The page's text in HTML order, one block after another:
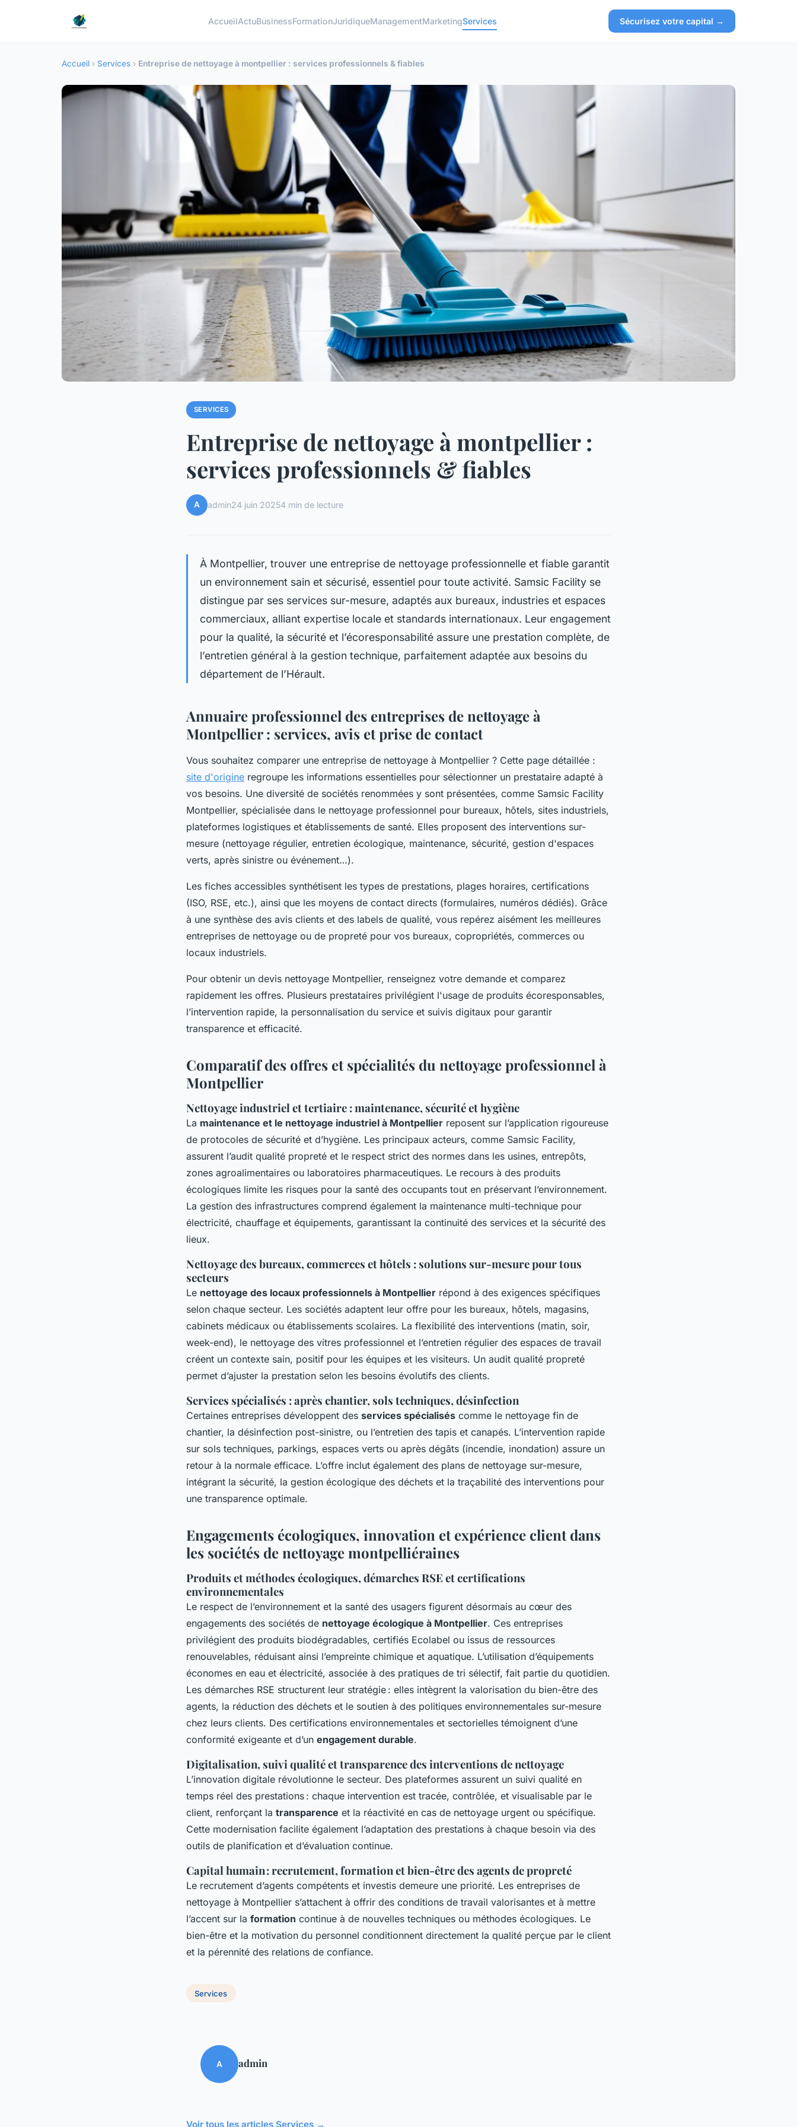
AccueilActuBusinessFormationJuridiqueManagementMarketingServices Sécurisez votre capital →
Accueil › Services › Entreprise de nettoyage à montpellier : services professionnels & fiables
SERVICES
Entreprise de nettoyage à montpellier :
services professionnels & fiables
A admin24 juin 20254 min de lecture
À Montpellier, trouver une entreprise de nettoyage professionnelle et fiable garantit
un environnement sain et sécurisé, essentiel pour toute activité. Samsic Facility se
distingue par ses services sur-mesure, adaptés aux bureaux, industries et espaces
commerciaux, alliant expertise locale et standards internationaux. Leur engagement
pour la qualité, la sécurité et l’écoresponsabilité assure une prestation complète, de
l’entretien général à la gestion technique, parfaitement adaptée aux besoins du
département de l’Hérault.
Annuaire professionnel des entreprises de nettoyage à
Montpellier : services, avis et prise de contact
Vous souhaitez comparer une entreprise de nettoyage à Montpellier ? Cette page détaillée :
site d'origine regroupe les informations essentielles pour sélectionner un prestataire adapté à
vos besoins. Une diversité de sociétés renommées y sont présentées, comme Samsic Facility
Montpellier, spécialisée dans le nettoyage professionnel pour bureaux, hôtels, sites industriels,
plateformes logistiques et établissements de santé. Elles proposent des interventions sur-
mesure (nettoyage régulier, entretien écologique, maintenance, sécurité, gestion d'espaces
verts, après sinistre ou événement…).
Les fiches accessibles synthétisent les types de prestations, plages horaires, certifications
(ISO, RSE, etc.), ainsi que les moyens de contact directs (formulaires, numéros dédiés). Grâce
à une synthèse des avis clients et des labels de qualité, vous repérez aisément les meilleures
entreprises de nettoyage ou de propreté pour vos bureaux, copropriétés, commerces ou
locaux industriels.
Pour obtenir un devis nettoyage Montpellier, renseignez votre demande et comparez
rapidement les offres. Plusieurs prestataires privilégient l'usage de produits écoresponsables,
l’intervention rapide, la personnalisation du service et suivis digitaux pour garantir
transparence et efficacité.
Comparatif des offres et spécialités du nettoyage professionnel à
Montpellier
Nettoyage industriel et tertiaire : maintenance, sécurité et hygiène
La maintenance et le nettoyage industriel à Montpellier reposent sur l’application rigoureuse
de protocoles de sécurité et d’hygiène. Les principaux acteurs, comme Samsic Facility,
assurent l’audit qualité propreté et le respect strict des normes dans les usines, entrepôts,
zones agroalimentaires ou laboratoires pharmaceutiques. Le recours à des produits
écologiques limite les risques pour la santé des occupants tout en préservant l’environnement.
La gestion des infrastructures comprend également la maintenance multi-technique pour
électricité, chauffage et équipements, garantissant la continuité des services et la sécurité des
lieux.
Nettoyage des bureaux, commerces et hôtels : solutions sur-mesure pour tous
secteurs
Le nettoyage des locaux professionnels à Montpellier répond à des exigences spécifiques
selon chaque secteur. Les sociétés adaptent leur offre pour les bureaux, hôtels, magasins,
cabinets médicaux ou établissements scolaires. La flexibilité des interventions (matin, soir,
week-end), le nettoyage des vitres professionnel et l’entretien régulier des espaces de travail
créent un contexte sain, positif pour les équipes et les visiteurs. Un audit qualité propreté
permet d’ajuster la prestation selon les besoins évolutifs des clients.
Services spécialisés : après chantier, sols techniques, désinfection
Certaines entreprises développent des services spécialisés comme le nettoyage fin de
chantier, la désinfection post-sinistre, ou l’entretien des tapis et canapés. L’intervention rapide
sur sols techniques, parkings, espaces verts ou après dégâts (incendie, inondation) assure un
retour à la normale efficace. L’offre inclut également des plans de nettoyage sur-mesure,
intégrant la sécurité, la gestion écologique des déchets et la traçabilité des interventions pour
une transparence optimale.
Engagements écologiques, innovation et expérience client dans
les sociétés de nettoyage montpelliéraines
Produits et méthodes écologiques, démarches RSE et certifications
environnementales
Le respect de l’environnement et la santé des usagers figurent désormais au cœur des
engagements des sociétés de nettoyage écologique à Montpellier. Ces entreprises
privilégient des produits biodégradables, certifiés Ecolabel ou issus de ressources
renouvelables, réduisant ainsi l’empreinte chimique et aquatique. L’utilisation d’équipements
économes en eau et électricité, associée à des pratiques de tri sélectif, fait partie du quotidien.
Les démarches RSE structurent leur stratégie : elles intègrent la valorisation du bien-être des
agents, la réduction des déchets et le soutien à des politiques environnementales sur-mesure
chez leurs clients. Des certifications environnementales et sectorielles témoignent d’une
conformité exigeante et d’un engagement durable.
Digitalisation, suivi qualité et transparence des interventions de nettoyage
L’innovation digitale révolutionne le secteur. Des plateformes assurent un suivi qualité en
temps réel des prestations : chaque intervention est tracée, contrôlée, et visualisable par le
client, renforçant la transparence et la réactivité en cas de nettoyage urgent ou spécifique.
Cette modernisation facilite également l’adaptation des prestations à chaque besoin via des
outils de planification et d’évaluation continue.
Capital humain : recrutement, formation et bien-être des agents de propreté
Le recrutement d’agents compétents et investis demeure une priorité. Les entreprises de
nettoyage à Montpellier s’attachent à offrir des conditions de travail valorisantes et à mettre
l’accent sur la formation continue à de nouvelles techniques ou méthodes écologiques. Le
bien-être et la motivation du personnel conditionnent directement la qualité perçue par le client
et la pérennité des relations de confiance.
Services
A admin
Voir tous les articles Services →